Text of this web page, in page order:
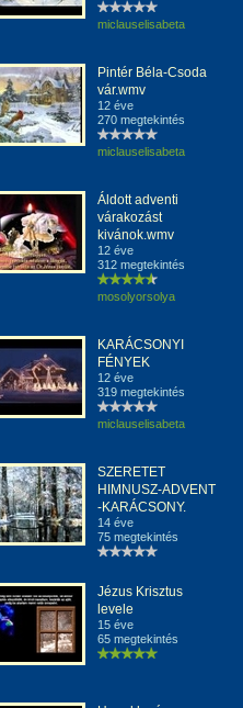
miclauselisabeta
Pintér Béla-Csoda
vár.wmv
12 éve
270 megtekintés
miclauselisabeta
Áldott adventi
várakozást
kivánok.wmv
12 éve
312 megtekintés
mosolyorsolya
KARÁCSONYI
FÉNYEK
12 éve
319 megtekintés
miclauselisabeta
SZERETET
HIMNUSZ-ADVENT
-KARÁCSONY.
14 éve
75 megtekintés
Jézus Krisztus
levele
15 éve
65 megtekintés